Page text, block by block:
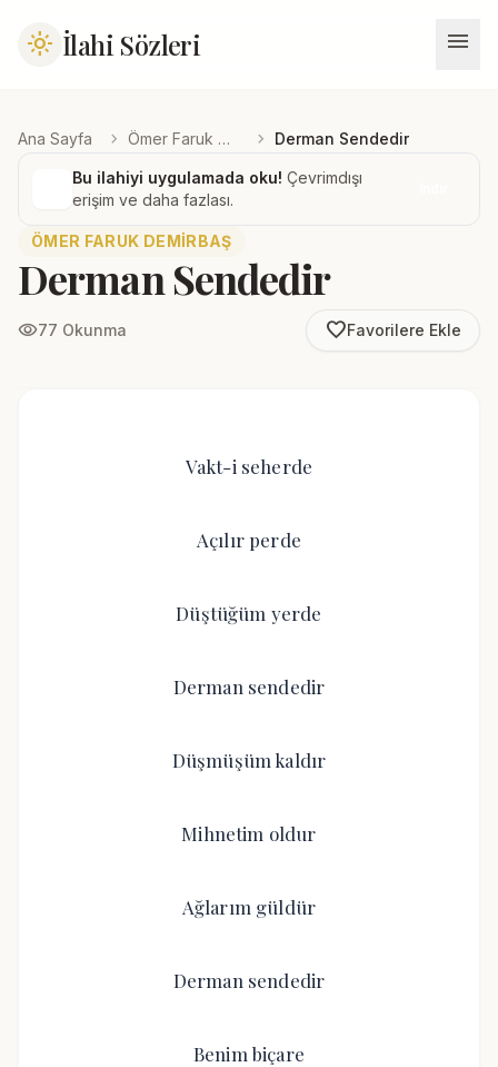
light_mode İlahi Sözleri menu
Ana Sayfa chevron_right Ömer Faruk Demirbaş chevron_right Derman Sendedir
Bu ilahiyi uygulamada oku! Çevrimdışı
erişim ve daha fazlası.
ÖMER FARUK DEMIRBAŞ
Derman Sendedir
visibility77 Okunma favorite_borderFavorilere Ekle
Vakt-i seherde
Açılır perde
Düştüğüm yerde
Derman sendedir
Düşmüşüm kaldır
Mihnetim oldur
Ağlarım güldür
Derman sendedir
Benim biçare